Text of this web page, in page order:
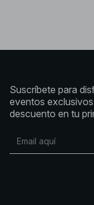
Suscríbete para
eventos
descuento en tu